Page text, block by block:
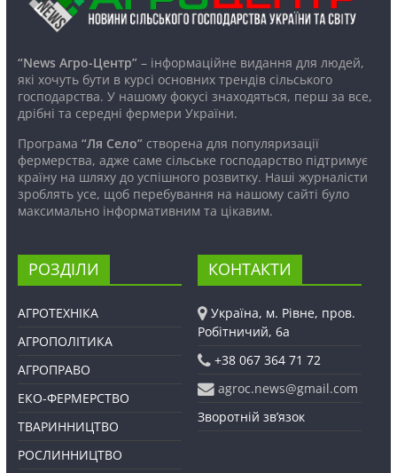
“News Агро-Центр”– інформаційне видання для людей,
які хочуть бути в курсі основних трендів сільського
господарства. У нашому фокусі знаходяться, перш за все,
дрібні та середні фермери України.
Програма “Ля Село”створена для популяризації
фермерства, адже саме сільське господарство підтримує
країну на шляху до успішного розвитку. Наші журналісти
зроблять усе, щоб перебування на нашому сайті було
максимально інформативним та цікавим.
РОЗДІЛИ
АГРОТЕХНІКА
АГРОПОЛІТИКА
АГРОПРАВО
ЕКО-ФЕРМЕРСТВО
ТВАРИННИЦТВО
РОСЛИННИЦТВО
КОНТАКТИ
Україна, м. Рівне, пров.
Робітничий, 6а
+38 067 364 71 72
agroc.news@gmail.com
Зворотній зв’язок